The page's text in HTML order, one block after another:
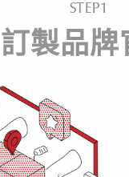
STEP1
訂製品牌